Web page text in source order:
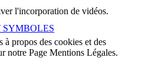
SYMBOLES
l'incorporation de vidéos.
propos des cookies et des
notre Page Mentions Légales.